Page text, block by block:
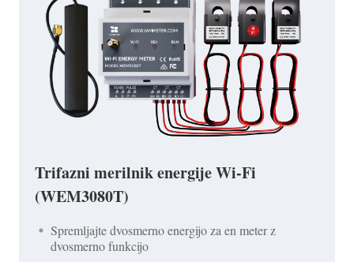
Trifazni merilnik energije Wi-Fi
(WEM3080T)
Spremljajte dvosmerno energijo za en meter z
dvosmerno funkcijo